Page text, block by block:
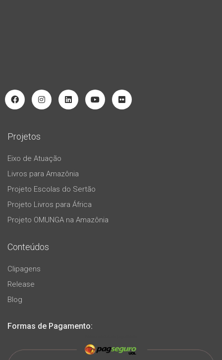
Projetos
Eixo de Atuação
Livros para Amazônia
Projeto Escolas do Sertão
Projeto Livros para África
Projeto OMUNGA na Amazônia
Conteúdos
Clipagens
Release
Blog
Formas de Pagamento: